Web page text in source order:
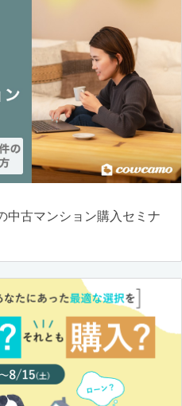
中古マンション購入セミナ